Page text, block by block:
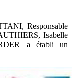
Responsable
Isabelle
a établi un